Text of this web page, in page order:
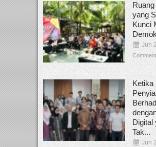
yang
Kunci
Jun
Ketika
Digital
Tak...
Jun